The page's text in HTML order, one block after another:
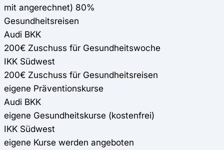
mit angerechnet) 80%
Gesundheitsreisen
Audi BKK
200€ Zuschuss für Gesundheitswoche
IKK Südwest
200€ Zuschuss für Gesundheitsreisen
eigene Präventionskurse
Audi BKK
eigene Gesundheitskurse (kostenfrei)
IKK Südwest
eigene Kurse werden angeboten